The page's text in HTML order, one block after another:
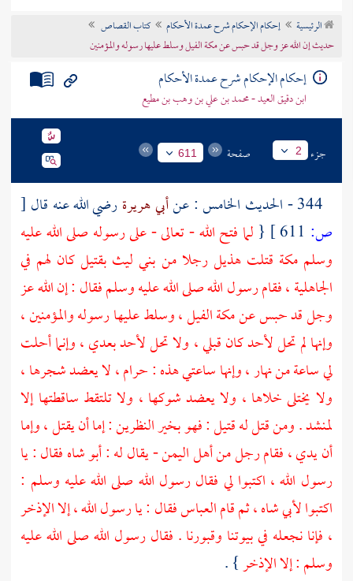
تراجم الأعلام
الرئيسية إحكام الإحكام شرح عمدة الأحكام
كتاب القصاص
حديث إن الله عز وجل قد حبس عن مكة الفيل وسلط عليها رسوله والمؤمنين
إحكام الإحكام شرح عمدة الأحكام
ابن دقيق العيد - محمد بن علي بن وهب بن مطيع
جزء 2 صفحة 611
أبي هريرةرضي الله عنه قال [
ص:
{ لما فتح الله - تعالى - على رسوله صلى الله عليه
وسلممكة قتلتهذيلرجلا من بني ليث بقتيل كان لهم في
الجاهلية ، فقام رسول الله صلى الله عليه وسلم فقال : إن الله عز
وجل قد حبس عنمكةالفيل ، وسلط عليها رسوله والمؤمنين ،
وإنها لم تحل لأحد كان قبلي ، ولا تحل لأحد بعدي ، وإنما أحلت
لي ساعة من نهار ، وإنها ساعتي هذه : حرام ، لا يعضد شجرها ،
ولا يختلى خلاها ، ولا يعضد شوكها ، ولا تلتقط ساقطتها إلا
لمنشد . ومن قتل له قتيل : فهو بخير النظرين : إما أن يقتل ، وإما
أن يدي ، فقام رجل من أهلاليمن- يقال له :أبو شاهفقال : يا
رسول الله ، اكتبوا لي فقال رسول الله صلى الله عليه وسلم :
اكتبوالأبي شاه، ثم قامالعباسفقال : يا رسول الله ، إلا الإذخر
، فإنا نجعله في بيوتنا وقبورنا . فقال رسول الله صلى الله عليه
وسلم : إلا الإذخر} .